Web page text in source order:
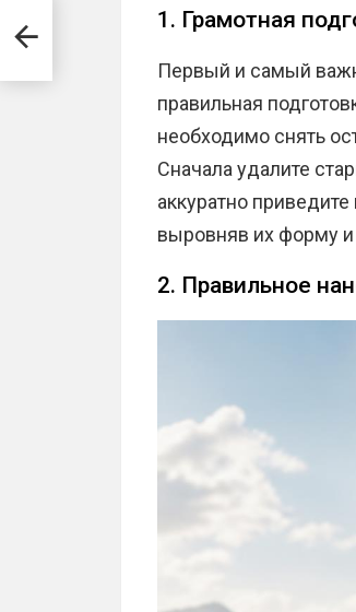
1. Грамотная
Первый и самый
правильная
необходимо снять
Сначала удалите
аккуратно
выровняв их форму и
2. Правильное